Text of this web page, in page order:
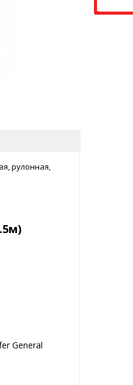
рулонная,
General